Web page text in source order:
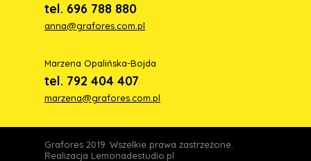
tel. 696 788 880
anna@grafores.com.pl
Marzena Opalińska-Bojda
tel. 792 404 407
marzena@grafores.com.pl
Grafores 2019. Wszelkie prawa zastrzeżone.
Realizacja Lemonadestudio.pl